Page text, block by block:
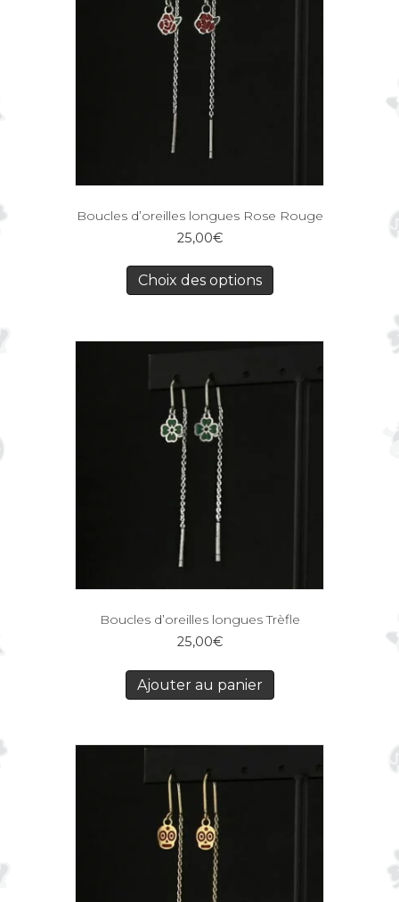
Boucles d’oreilles longues Rose Rouge
25,00€
Choix des options
Boucles d’oreilles longues Trèfle
25,00€
Ajouter au panier